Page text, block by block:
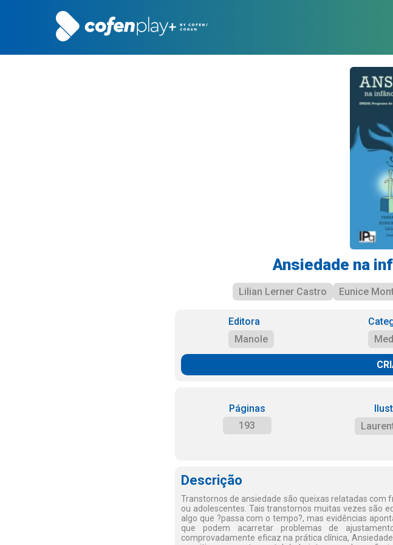
Ansiedade na
Lilian Lerner Castro Eunice
Editora
Manole
Páginas
193
Descrição
Transtornos de ansiedade são queixas relatadas com
ou adolescentes. Tais transtornos muitas vezes são
algo que ?passa com o tempo?, mas evidências
que podem acarretar problemas de
comprovadamente eficaz na prática clínica,